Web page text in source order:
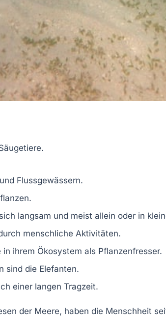
.
Flussgewässern.
langsam und meist allein oder in
menschliche Aktivitäten.
in ihrem Ökosystem als Pflanzenfresser.
sind die Elefanten.
einer langen Tragzeit.
der Meere, haben die Menschheit